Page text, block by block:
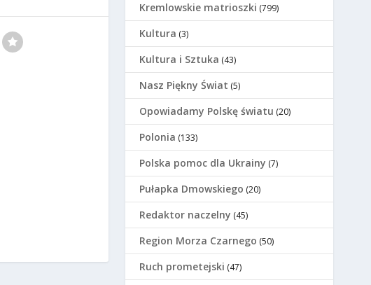
Kremlowskie matrioszki (799)
Kultura (3)
Kultura i Sztuka (43)
Nasz Piękny Świat (5)
Opowiadamy Polskę światu (20)
Polonia (133)
Polska pomoc dla Ukrainy (7)
Pułapka Dmowskiego (20)
Redaktor naczelny (45)
Region Morza Czarnego (50)
Ruch prometejski (47)